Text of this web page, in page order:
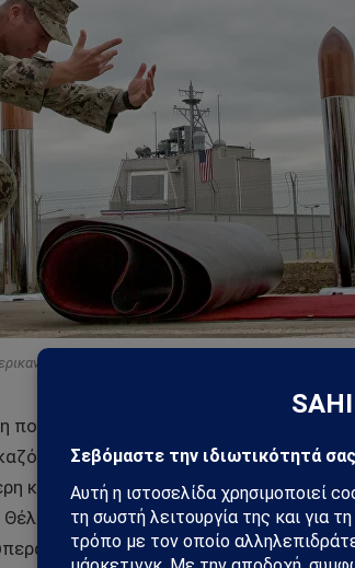
στρατιώτης στο έδαφος μιας στρατιωτικής
αναπτύσσεται στην Ευρώπη, είναι
να απαντήσει με κάποιο τρόπο,
και υποβαθμιζόταν. Σήμερα
να τονίσω ξανά: δεν απαιτούμε
την ίση και αδιαίρετη